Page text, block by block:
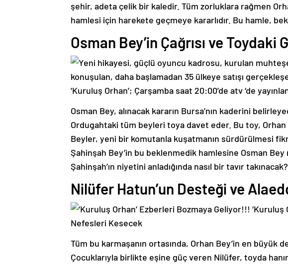
şehir, adeta çelik bir kaledir. Tüm zorluklara rağmen
hamlesi için harekete geçmeye kararlıdır. Bu hamle,
Osman Bey’in Çağrısı ve Toydaki
Osman Bey, alınacak kararın Bursa’nın kaderini
Ordugahtaki tüm beyleri toya davet eder. Bu toy, Orhan
Beyler, yeni bir komutanla kuşatmanın sürdürülmesi
Şahinşah Bey’in bu beklenmedik hamlesine Osman
Şahinşah’ın niyetini anladığında nasıl bir tavır takınacak?
Nilüfer Hatun’un Desteği ve
Tüm bu karmaşanın ortasında, Orhan Bey’in en büyük
Çocuklarıyla birlikte eşine güç veren Nilüfer, toyda